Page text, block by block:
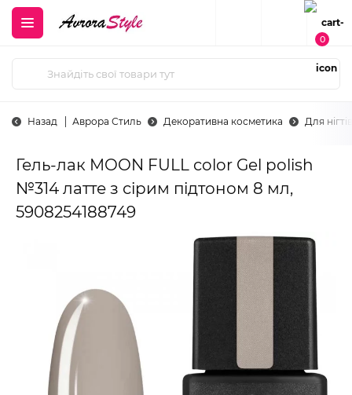
0
Назад Аврора Стиль Декоративна косметика Для нігтів
Гель-лак MOON FULL color Gel polish
№314 латте з сірим підтоном 8 мл,
5908254188749